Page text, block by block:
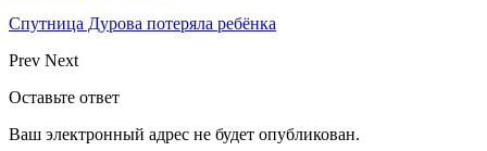
Спутница Дурова потеряла ребёнка
Prev Next
Оставьте ответ
Ваш электронный адрес не будет опубликован.